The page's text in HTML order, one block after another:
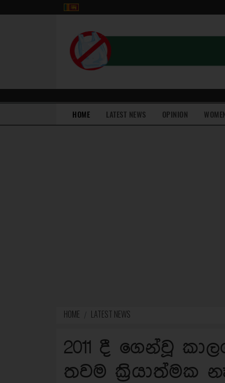
HOME(current)LATEST NEWS OPINION
HOME LATEST NEWS
2011 දී ගෙන්වූ
තවම ක්‍රියාත්මක